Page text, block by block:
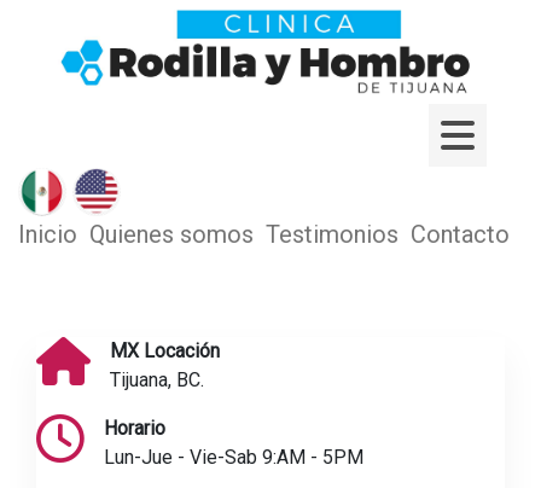
Inicio Quienes somos Testimonios Contacto
MX Locación
Tijuana, BC.
Horario
Lun-Jue - Vie-Sab 9:AM - 5PM